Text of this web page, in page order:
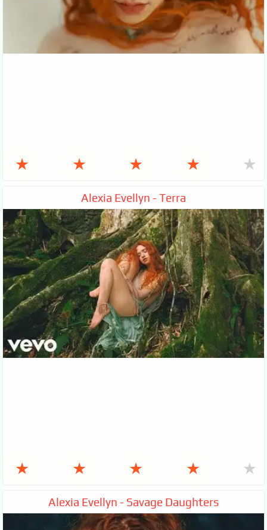
★ ★ ★ ★ ★
Alexia Evellyn - Terra
★ ★ ★ ★ ★
Alexia Evellyn - Savage Daughters